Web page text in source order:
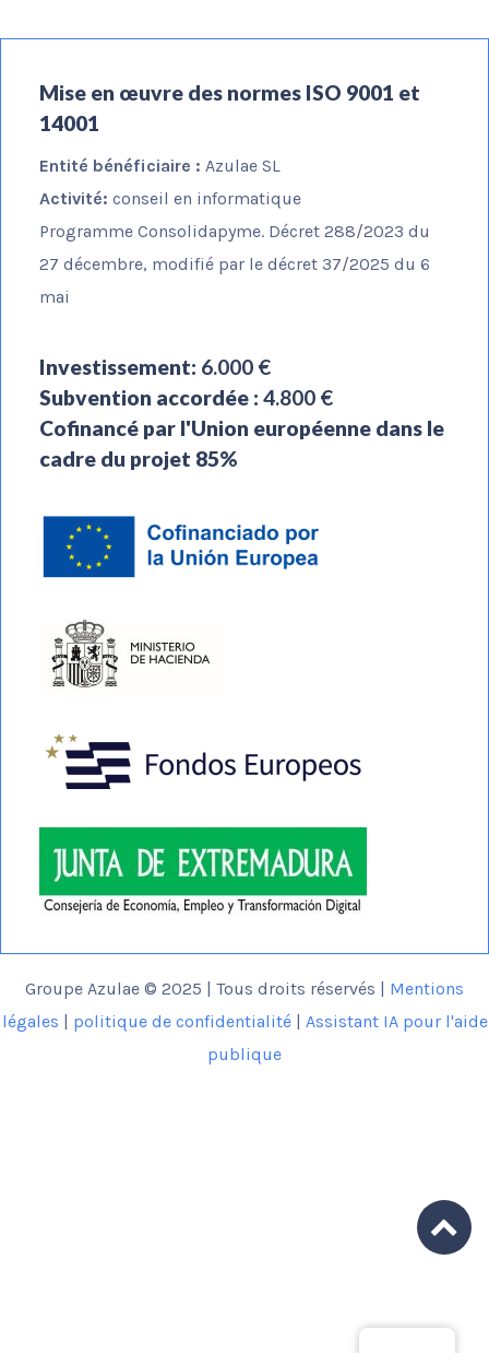
Mise en œuvre des normes ISO 9001 et
14001
Entité bénéficiaire : Azulae SL
Activité: conseil en informatique
Programme Consolidapyme. Décret 288/2023 du
27 décembre, modifié par le décret 37/2025 du 6
mai
Investissement: 6.000 €
Subvention accordée : 4.800 €
Cofinancé par l'Union européenne dans le
cadre du projet 85%
Groupe Azulae © 2025 | Tous droits réservés | Mentions
légales | politique de confidentialité| Assistant IA pour l'aide
publique